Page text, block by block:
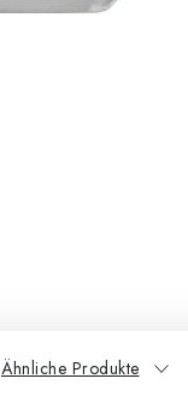
Ähnliche Produkte